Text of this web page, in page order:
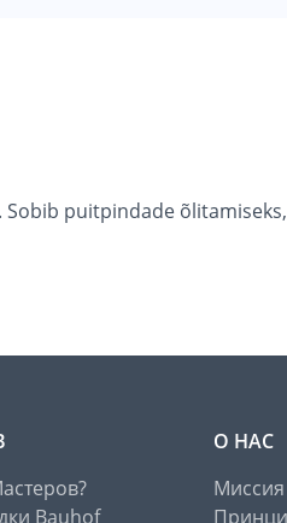
puitpindade
Bauhof
О НАС